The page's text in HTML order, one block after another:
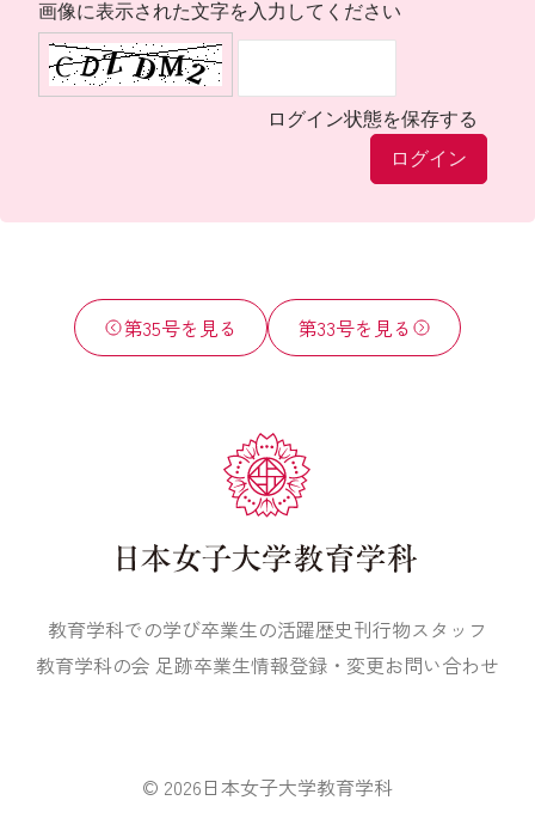
画像に表示された文字を入力してください
ログイン状態を保存する
第35号を見る 第33号を見る
教育学科での学び卒業生の活躍歴史刊行物スタッフ
教育学科の会 足跡卒業生情報登録・変更お問い合わせ
© 2026日本女子大学教育学科